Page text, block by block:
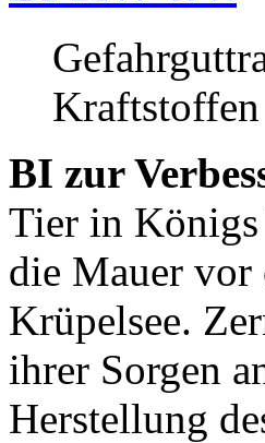
BI zur
Tier in Königs
die Mauer vor
Krüpelsee.
ihrer Sorgen
Herstellung